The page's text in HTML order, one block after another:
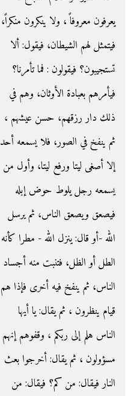
يعرفون معروفاً ، ولا ينكرون منكراً،
فيتمثل لهم الشيطان، فيقول‏:‏ ألا
تستجيبون‏؟‏ فيقولون ‏:‏ فما تأمرنا‏؟‏
فيأمرهم بعبادة الأوثان، وهم في
ذلك دار رزقهم، حسن عيشهم ،
ثم ينفخ في الصور، فلا يسمعه أحد
إلا أصغى ليتا ورفع ليتا، وأول من
يسمعه رجل يلوط حوض إبله
فيصعق ويصعق الناس، ثم يرسل
الله -أو قال‏:‏ ينزل الله - مطرا كأنه
الطل أو الظل، فتنبت منه أجساد
الناس، ثم ينفخ فيه أخرى فإذا هم
قيام ينظرون ، ثم يقال‏:‏ يا أيها
الناس هلم إلى ربكم ، وقفوهم إنهم
مسؤولون ‎، ثم يقال‏:‏ أخرجوا بعث
النار فيقال‏:‏ من كم‏؟‏ فيقال‏:‏ من